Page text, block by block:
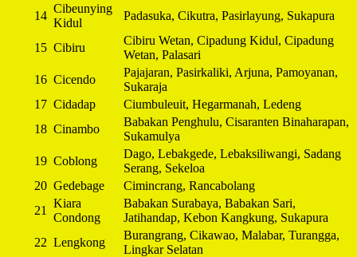
14
Cibeunying
Kidul
Padasuka, Cikutra, Pasirlayung, Sukapura
15 Cibiru
Cibiru Wetan, Cipadung Kidul, Cipadung
Wetan, Palasari
16 Cicendo
Pajajaran, Pasirkaliki, Arjuna, Pamoyanan,
Sukaraja
17 Cidadap
Ciumbuleuit, Hegarmanah, Ledeng
18 Cinambo
Babakan Penghulu, Cisaranten Binaharapan,
Sukamulya
19 Coblong
Dago, Lebakgede, Lebaksiliwangi, Sadang
Serang, Sekeloa
20 Gedebage
Cimincrang, Rancabolang
21
Kiara
Condong
Babakan Surabaya, Babakan Sari,
Jatihandap, Kebon Kangkung, Sukapura
22 Lengkong
Burangrang, Cikawao, Malabar, Turangga,
Lingkar Selatan